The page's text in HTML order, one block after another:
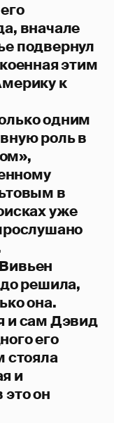
вначале
подвернул
этим
к
одним
роль в
в
уже
решила,
она.
и сам Дэвид
его
стояла
и
это он